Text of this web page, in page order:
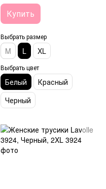
Купить
Выбрать размер
M L XL
Выбрать цвет
Белый
Красный
Черный